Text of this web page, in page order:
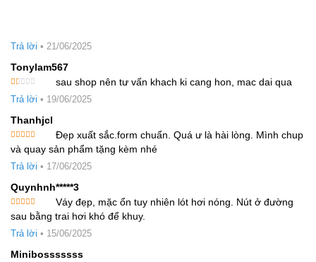
Trả lời • 21/06/2025
Tonylam567
xếp
1
5
sao
sau shop nên tư vấn khach ki cang hon, mac dai qua
Trả lời • 19/06/2025
Thanhjcl
Được xếp
hạng55
sao
Đẹp xuất sắc.form chuẩn. Quá ư là hài lòng. Mình chup
và quay sản phẩm tặng kèm nhé
Trả lời • 17/06/2025
Quynhnh*****3
xếp hạng
45 sao
Váy đẹp, mặc ổn tuy nhiên lót hơi nóng. Nút ở đường
sau bằng trai hơi khó để khuy.
Trả lời • 15/06/2025
Minibosssssss